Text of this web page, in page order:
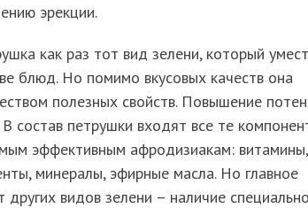
эрекции.
как раз тот вид зелени, который
блюд. Но помимо вкусовых качеств она
полезных свойств. Повышение
состав петрушки входят все те
эффективным афродизиакам: витамины,
минералы, эфирные масла. Но главное
видов зелени – наличие